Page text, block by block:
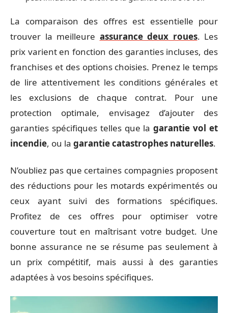
La comparaison des offres est essentielle pour
trouver la meilleure assurance deux roues. Les
prix varient en fonction des garanties incluses, des
franchises et des options choisies. Prenez le temps
de lire attentivement les conditions générales et
les exclusions de chaque contrat. Pour une
protection optimale, envisagez d’ajouter des
garanties spécifiques telles que lagarantie vol et
incendie, ou la garantie catastrophes naturelles.
N’oubliez pas que certaines compagnies proposent
des réductions pour les motards expérimentés ou
ceux ayant suivi des formations spécifiques.
Profitez de ces offres pour optimiser votre
couverture tout en maîtrisant votre budget. Une
bonne assurance ne se résume pas seulement à
un prix compétitif, mais aussi à des garanties
adaptées à vos besoins spécifiques.